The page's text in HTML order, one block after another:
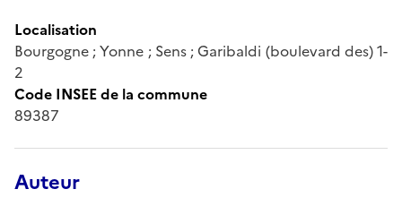
Localisation
Bourgogne ; Yonne ; Sens ; Garibaldi (boulevard des) 1-
2
Code INSEE de la commune
89387
Auteur